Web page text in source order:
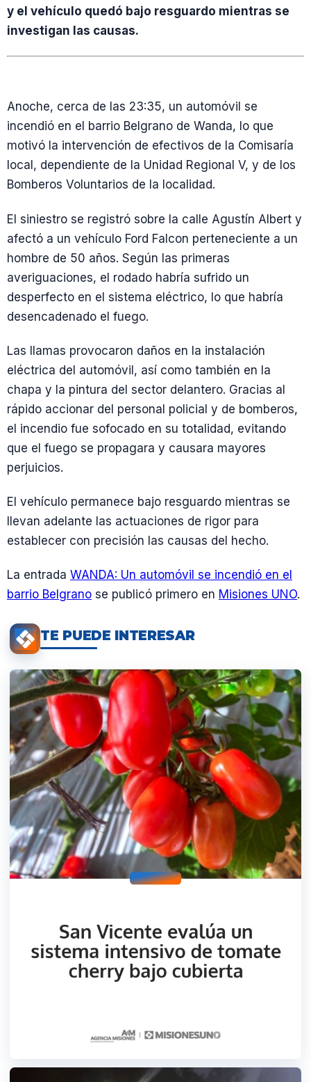
y el vehículo quedó bajo resguardo mientras se
investigan las causas.
Anoche, cerca de las 23:35, un automóvil se
incendió en el barrio Belgrano de Wanda, lo que
motivó la intervención de efectivos de la Comisaría
local, dependiente de la Unidad Regional V, y de los
Bomberos Voluntarios de la localidad.
El siniestro se registró sobre la calle Agustín Albert y
afectó a un vehículo Ford Falcon perteneciente a un
hombre de 50 años. Según las primeras
averiguaciones, el rodado habría sufrido un
desperfecto en el sistema eléctrico, lo que habría
desencadenado el fuego.
Las llamas provocaron daños en la instalación
eléctrica del automóvil, así como también en la
chapa y la pintura del sector delantero. Gracias al
rápido accionar del personal policial y de bomberos,
el incendio fue sofocado en su totalidad, evitando
que el fuego se propagara y causara mayores
perjuicios.
El vehículo permanece bajo resguardo mientras se
llevan adelante las actuaciones de rigor para
establecer con precisión las causas del hecho.
La entrada WANDA: Un automóvil se incendió en el
barrio Belgrano se publicó primero en Misiones UNO.
TE PUEDE INTERESAR